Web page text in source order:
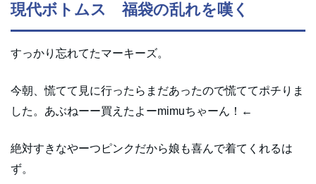
現代ボトムス 福袋の乱れを嘆く
すっかり忘れてたマーキーズ。
今朝、慌てて見に行ったらまだあったので慌ててポチりま
した。あぶねーー買えたよーmimuちゃーん！←
絶対すきなやーつピンクだから娘も喜んで着てくれるは
ず。